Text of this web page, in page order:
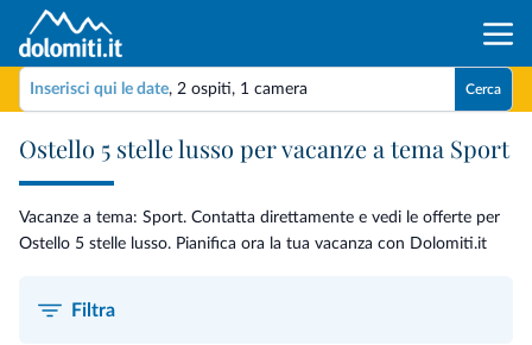
Inserisci qui le date, 2 ospiti, 1 camera Cerca
Ostello 5 stelle lusso per vacanze a tema Sport
Vacanze a tema: Sport. Contatta direttamente e vedi le offerte per
Ostello 5 stelle lusso. Pianifica ora la tua vacanza con Dolomiti.it
Filtra